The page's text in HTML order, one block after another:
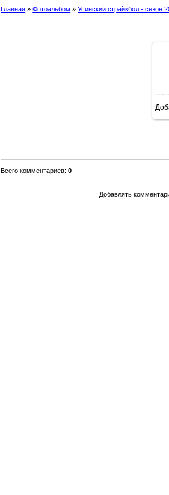
Главная »Фотоальбом »Усинский страйкбол - сезон
Всего комментариев:0
Добавлять